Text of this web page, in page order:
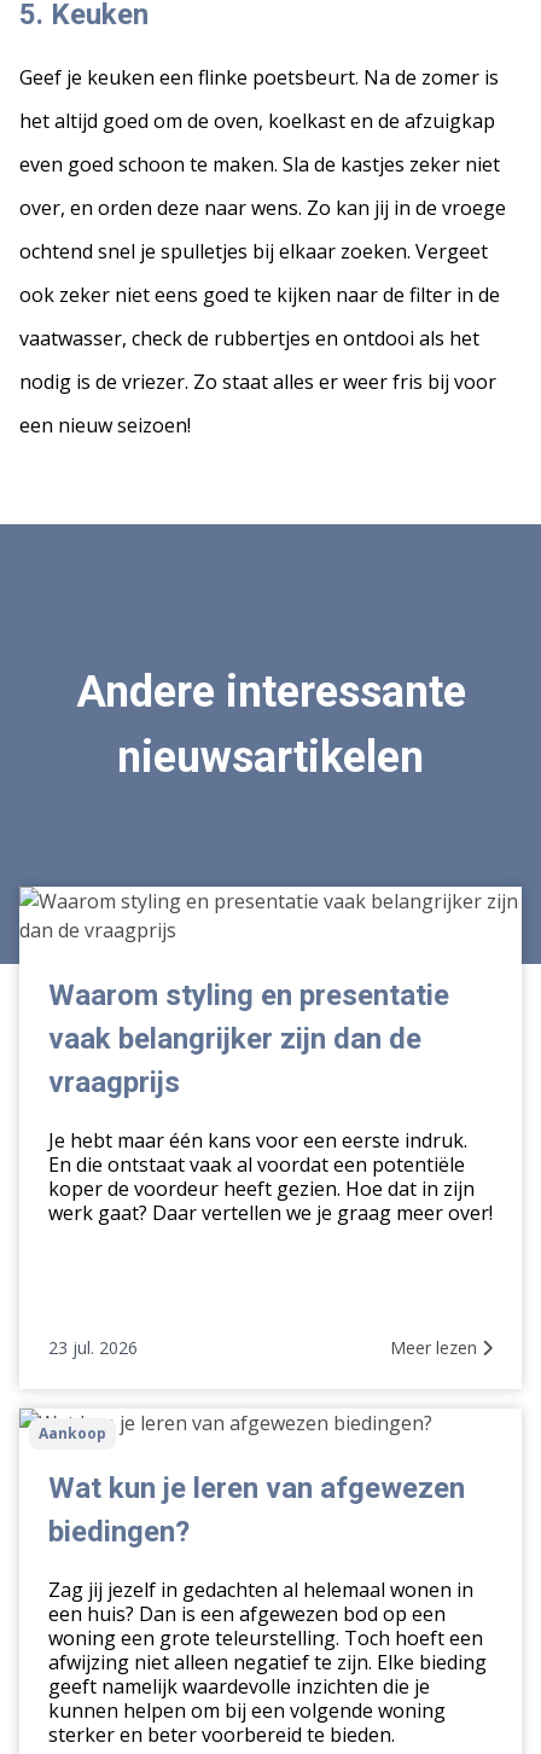
5. Keuken
Geef je keuken een flinke poetsbeurt. Na de zomer is
het altijd goed om de oven, koelkast en de afzuigkap
even goed schoon te maken. Sla de kastjes zeker niet
over, en orden deze naar wens. Zo kan jij in de vroege
ochtend snel je spulletjes bij elkaar zoeken. Vergeet
ook zeker niet eens goed te kijken naar de filter in de
vaatwasser, check de rubbertjes en ontdooi als het
nodig is de vriezer. Zo staat alles er weer fris bij voor
een nieuw seizoen!
Andere interessante
nieuwsartikelen
Waarom
styling
en
presentatie
belangrijker
zijn
vraagprijs
Waarom styling en presentatie
vaak belangrijker zijn dan de
vraagprijs
Je hebt maar één kans voor een eerste indruk.
En die ontstaat vaak al voordat een potentiële
koper de voordeur heeft gezien. Hoe dat in zijn
werk gaat? Daar vertellen we je graag meer over!
23 jul. 2026 Meer lezen
Wat
van
biedingen?
Aankoop
Wat kun je leren van afgewezen
biedingen?
Zag jij jezelf in gedachten al helemaal wonen in
een huis? Dan is een afgewezen bod op een
woning een grote teleurstelling. Toch hoeft een
afwijzing niet alleen negatief te zijn. Elke bieding
geeft namelijk waardevolle inzichten die je
kunnen helpen om bij een volgende woning
sterker en beter voorbereid te bieden.